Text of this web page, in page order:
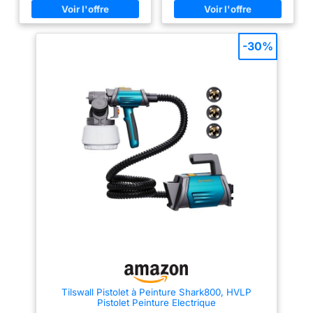
: 1,4 mm, 1,7 mm, 2,0 mm, 1
pistolet de pulvérisation, 1
pulvérisation uniforme et
détaillé. Valve de régulation du
débit: le produit est équipé de
deux valves de régulation, l'une
pouvant réguler le débit et
l'autre la largeur de la
pulvérisation. Détails garantis:
flux en cuivre intégral de haute
qualité, noyau de valve
métallique, filtres rendant la
pulvérisation plus douce et
les pièces de la machine sont
démontage et le nettoyage.
Pistolet professionnel à poignée
utilisation, branchez simplement
le connecteur de nettoyage au
de peinture – prévient les
blocages et fait gagner du
temps. Buses améliorées avec
uniforme： Doté de 4 buses
interchangeables (1,0 / 1,5 / 2,0
/ 3,0 mm) avec un design de
flux d’air amélioré, il assure une
atomisation fine, une
peinture et moins
d'éclaboussures ou
d'obstructions. Idéal pour
meubles, portes, clôtures, bois,
métal et murs. 700W de
puissance & réservoir de
prend en charge une viscosité
les murs intérieurs et extérieurs,
armoires, portails, sans
Tilswall Pistolet à Peinture Shark800, HVLP
Pistolet Peinture Electrique
-30%